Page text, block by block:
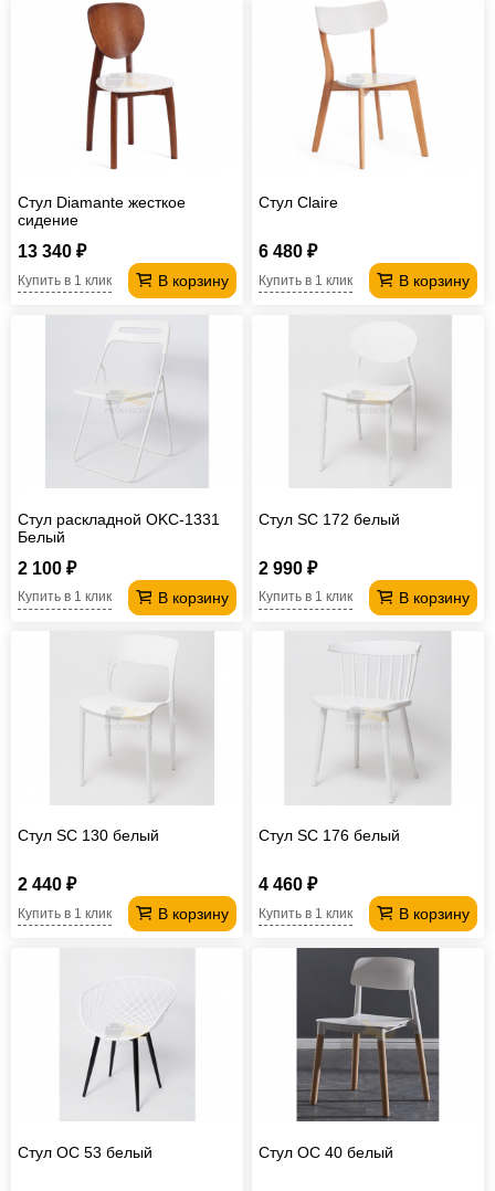
Стул Diamante жесткое
сидение
13 340 ₽
В корзину
Купить в 1 клик
Стул Claire
6 480 ₽
В корзину
Купить в 1 клик
Стул раскладной OKC-1331
Белый
2 100 ₽
В корзину
Купить в 1 клик
Стул SC 172 белый
2 990 ₽
В корзину
Купить в 1 клик
Стул SC 130 белый
2 440 ₽
В корзину
Купить в 1 клик
Стул SC 176 белый
4 460 ₽
В корзину
Купить в 1 клик
Стул ОС 53 белый Стул ОС 40 белый